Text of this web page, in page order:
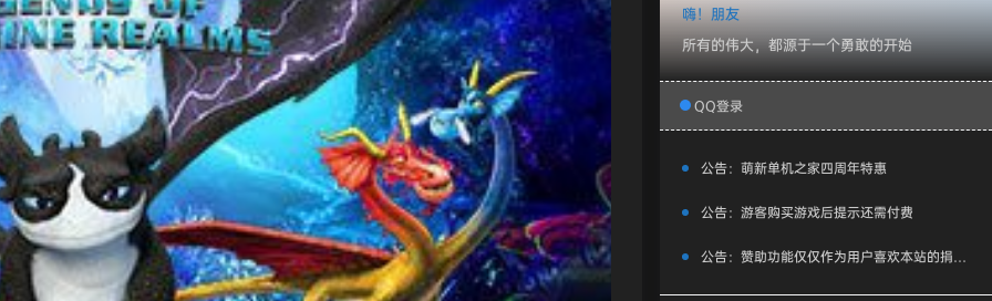
嗨！朋友
所有的伟大，都源于一个勇敢的开始
QQ登录
公告： 萌新单机之家四周年特惠
公告： 游客购买游戏后提示还需付费
公告： 赞助功能仅仅作为用户喜欢本站的捐赠打赏功能，同时赞助费用也将作为服务器费用,网盘扩容费用等，所有内容不作为商业行为。